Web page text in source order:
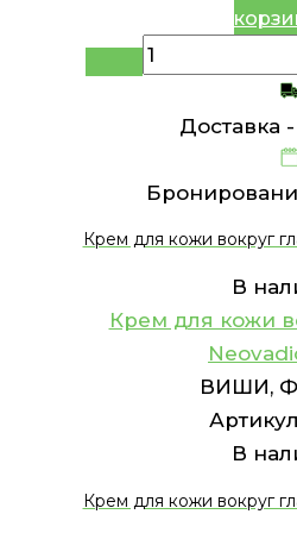
Доставка -
Крем для кожи вокруг
В
Крем для кожи
ВИШИ,
В
Крем для кожи вокруг